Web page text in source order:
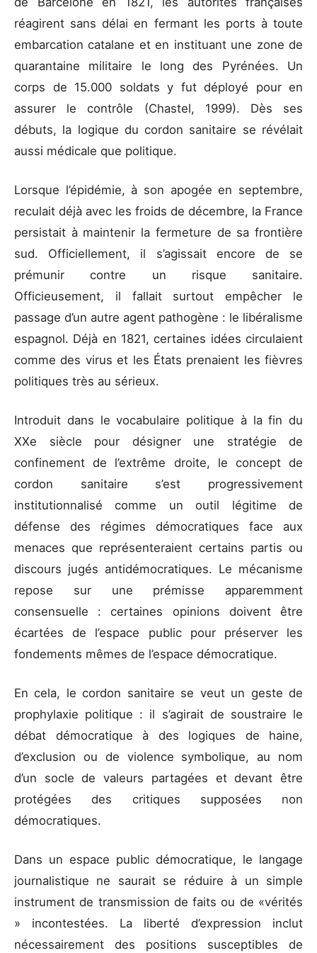
réagirent sans délai en fermant les ports à toute
embarcation catalane et en instituant une zone de
quarantaine militaire le long des Pyrénées. Un
corps de 15.000 soldats y fut déployé pour en
assurer le contrôle (Chastel, 1999). Dès ses
débuts, la logique du cordon sanitaire se révélait
aussi médicale que politique.
Lorsque l’épidémie, à son apogée en septembre,
reculait déjà avec les froids de décembre, la France
persistait à maintenir la fermeture de sa frontière
sud. Officiellement, il s’agissait encore de se
prémunir contre un risque sanitaire.
Officieusement, il fallait surtout empêcher le
passage d’un autre agent pathogène : le libéralisme
espagnol. Déjà en 1821, certaines idées circulaient
comme des virus et les États prenaient les fièvres
politiques très au sérieux.
Introduit dans le vocabulaire politique à la fin du
XXe siècle pour désigner une stratégie de
confinement de l’extrême droite, le concept de
cordon sanitaire s’est progressivement
institutionnalisé comme un outil légitime de
défense des régimes démocratiques face aux
menaces que représenteraient certains partis ou
discours jugés antidémocratiques. Le mécanisme
repose sur une prémisse apparemment
consensuelle : certaines opinions doivent être
écartées de l’espace public pour préserver les
fondements mêmes de l’espace démocratique.
En cela, le cordon sanitaire se veut un geste de
prophylaxie politique : il s’agirait de soustraire le
débat démocratique à des logiques de haine,
d’exclusion ou de violence symbolique, au nom
d’un socle de valeurs partagées et devant être
protégées des critiques supposées non
démocratiques.
Dans un espace public démocratique, le langage
journalistique ne saurait se réduire à un simple
instrument de transmission de faits ou de «vérités
» incontestées. La liberté d’expression inclut
nécessairement des positions susceptibles de